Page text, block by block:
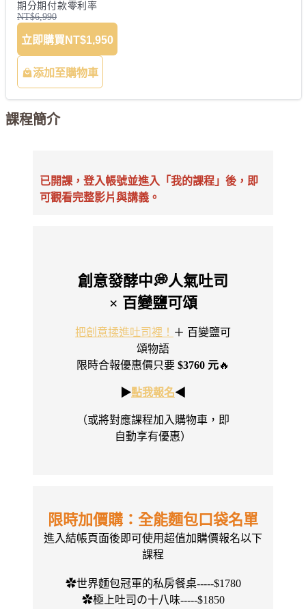
期分期付款零利率
NT$6,990
立即購買 NT$1,950
添加至購物車
課程簡介
已開課，登入帳號並進入「我的課程」後，即
可觀看完整影片與講義。
創意發酵中💭人氣吐司
× 百變鹽可頌
把創意揉進吐司裡！ ＋ 百變鹽可
頌物語
限時合報優惠價只要 $3760 元🔥
▶︎點我報名◀︎
（或將對應課程加入購物車，即
自動享有優惠）
限時加價購：全能麵包口袋名單
進入結帳頁面後即可使用超值加購價報名以下
課程
✿世界麵包冠軍的私房餐桌-----$1780
✿極上吐司の十八味-----$1850